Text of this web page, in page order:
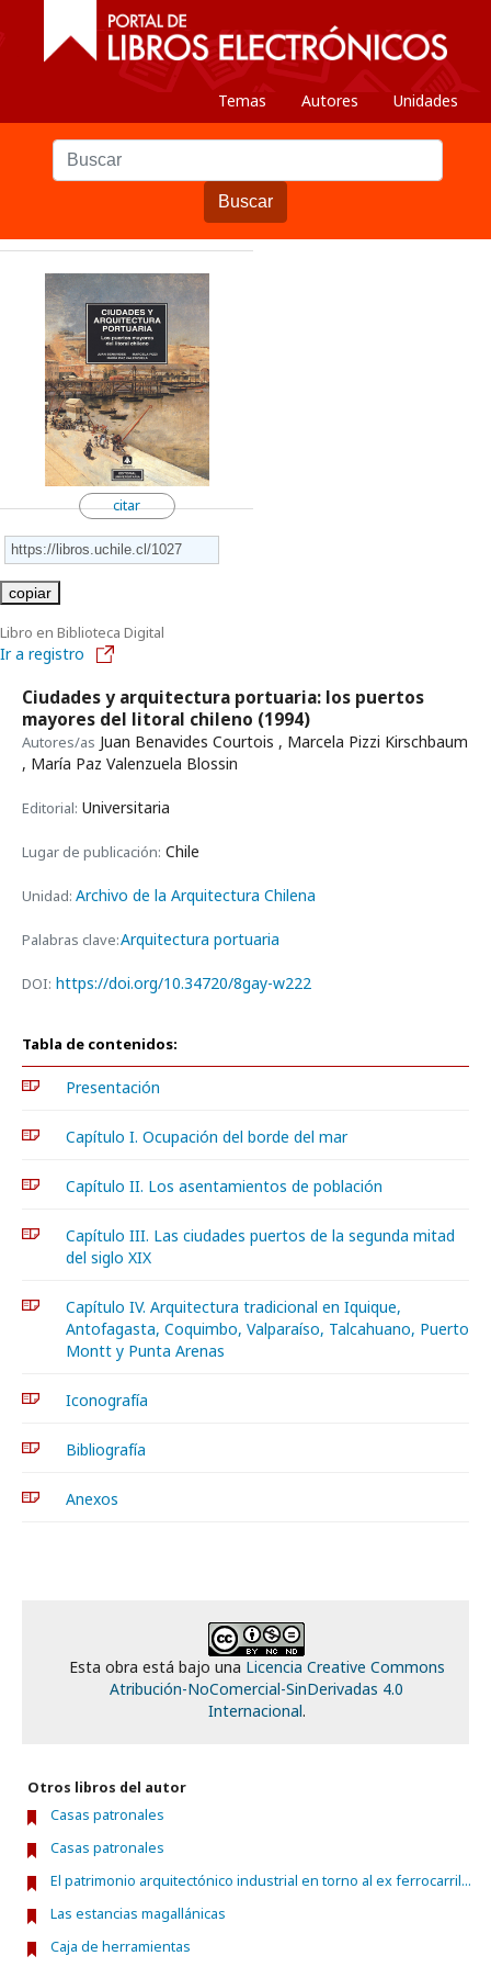
Temas Autores Unidades
Buscar
citar
copiar
Libro en Biblioteca Digital
Ir a registro
Ciudades y arquitectura portuaria: los puertos
mayores del litoral chileno (1994)
Autores/as Juan Benavides Courtois , Marcela Pizzi Kirschbaum
, María Paz Valenzuela Blossin
Editorial: Universitaria
Lugar de publicación: Chile
Unidad: Archivo de la Arquitectura Chilena
Palabras clave:Arquitectura portuaria
DOI: https://doi.org/10.34720/8gay-w222
Tabla de contenidos:
Presentación
Capítulo I. Ocupación del borde del mar
Capítulo II. Los asentamientos de población
Capítulo III. Las ciudades puertos de la segunda mitad
del siglo XIX
Capítulo IV. Arquitectura tradicional en Iquique,
Antofagasta, Coquimbo, Valparaíso, Talcahuano, Puerto
Montt y Punta Arenas
Iconografía
Bibliografía
Anexos
Esta obra está bajo una Licencia Creative Commons
Atribución-NoComercial-SinDerivadas 4.0
Internacional.
Otros libros del autor
Casas patronales
Casas patronales
El patrimonio arquitectónico industrial en torno al ex ferrocarril...
Las estancias magallánicas
Caja de herramientas